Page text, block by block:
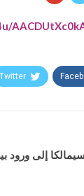
Twitter
إلى ورود